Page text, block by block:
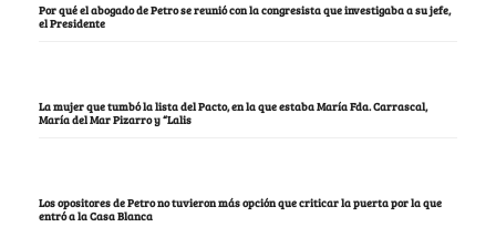
Por qué el abogado de Petro se reunió con la congresista que investigaba a su jefe,
el Presidente
La mujer que tumbó la lista del Pacto, en la que estaba María Fda. Carrascal,
María del Mar Pizarro y “Lalis
Los opositores de Petro no tuvieron más opción que criticar la puerta por la que
entró a la Casa Blanca